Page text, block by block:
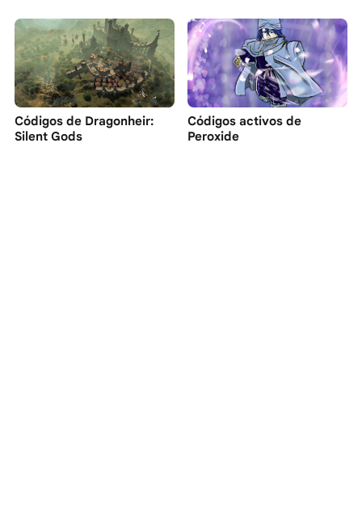
Códigos de Dragonheir:
Silent Gods
Códigos activos de
Peroxide